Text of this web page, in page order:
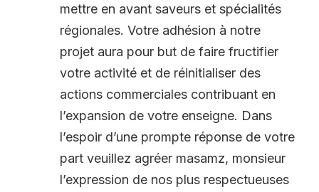
mettre en avant saveurs et spécialités
régionales. Votre adhésion à notre
projet aura pour but de faire fructifier
votre activité et de réinitialiser des
actions commerciales contribuant en
l’expansion de votre enseigne. Dans
l’espoir d’une prompte réponse de votre
part veuillez agréer masamz, monsieur
l’expression de nos plus respectueuses